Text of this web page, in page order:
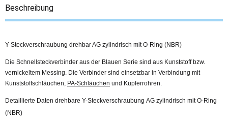
Beschreibung
Y-Steckverschraubung drehbar AG zylindrisch mit O-Ring (NBR)
Die Schnellsteckverbinder aus der Blauen Serie sind aus Kunststoff bzw.
vernickeltem Messing. Die Verbinder sind einsetzbar in Verbindung mit
Kunststoffschläuchen, PA-Schläuchen und Kupferrohren.
Detaillierte Daten drehbare Y-Steckverschraubung AG zylindrisch mit O-Ring
(NBR)